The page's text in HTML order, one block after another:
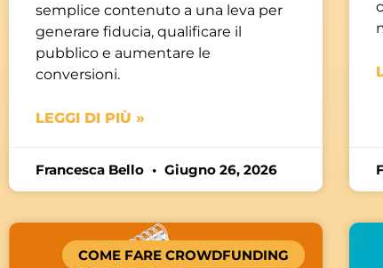
semplice contenuto a una leva per
generare fiducia, qualificare il
pubblico e aumentare le
conversioni.
LEGGI DI PIÙ »
Francesca Bello Giugno 26, 2026
COME FARE CROWDFUNDING